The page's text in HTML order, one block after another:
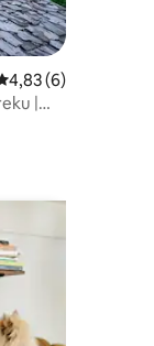
ocena
4,83 (6)
|